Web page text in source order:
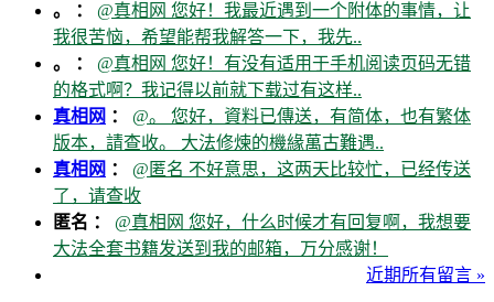
。 ： @真相网 您好！我最近遇到一个附体的事情，让
我很苦恼，希望能帮我解答一下，我先..
。 ： @真相网 您好！有没有适用于手机阅读页码无错
的格式啊？我记得以前就下载过有这样..
真相网 ： @。 您好，資料已傳送，有简体，也有繁体
版本，請查收。 大法修煉的機緣萬古難遇..
真相网 ： @匿名 不好意思，这两天比较忙，已经传送
了，请查收
匿名 ： @真相网 您好，什么时候才有回复啊，我想要
大法全套书籍发送到我的邮箱，万分感谢！
近期所有留言 »